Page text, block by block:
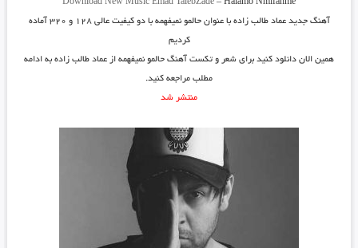
Download New Music Emad TalebZade –Halamo Nmifahme
آهنگ جدیدعماد طالب زاده با عنوانحالمو نمیفهمه
با دو کیفیت عالی ۱۲۸ و ۳۲۰ آماده
کردیم
همین الان دانلود کنید برای شعر و تکست آهنگ حالمو نمیفهمه از عماد طالب زاده به ادامه
مطلب مراجعه کنید.
منتشر شد